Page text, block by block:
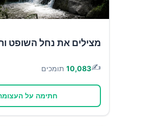
מצילים את נחל השופט
✍️
10,083 תומכים
חתימה על